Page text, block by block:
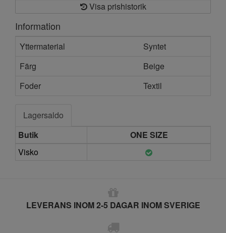
Visa prishistorik
Information
Yttermaterial
Syntet
Färg
Beige
Foder
Textil
Lagersaldo
Butik
ONE SIZE
Visko
LEVERANS INOM 2-5 DAGAR INOM SVERIGE